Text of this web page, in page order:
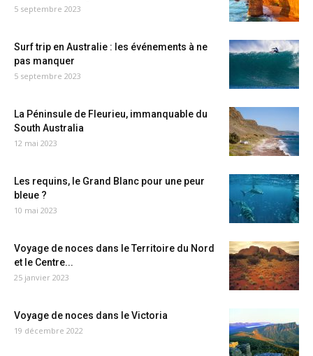
5 septembre 2023
Surf trip en Australie : les événements à ne
pas manquer
5 septembre 2023
La Péninsule de Fleurieu, immanquable du
South Australia
12 mai 2023
Les requins, le Grand Blanc pour une peur
bleue ?
10 mai 2023
Voyage de noces dans le Territoire du Nord
et le Centre...
25 janvier 2023
Voyage de noces dans le Victoria
19 décembre 2022